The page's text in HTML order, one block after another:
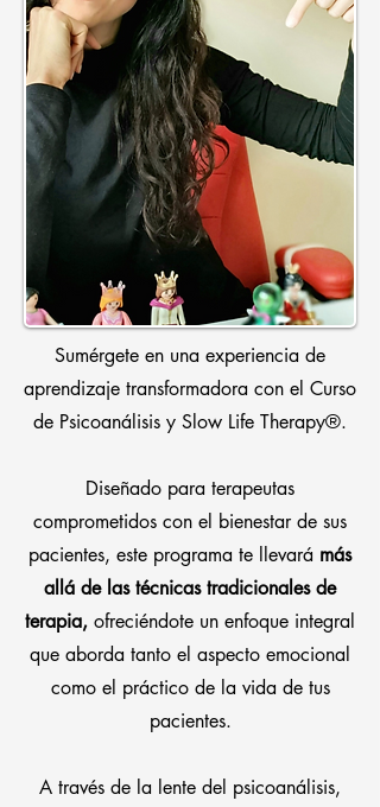
Sumérgete en una experiencia de
aprendizaje transformadora con el Curso
de Psicoanálisis y Slow Life Therapy®.
Diseñado para terapeutas
comprometidos con el bienestar de sus
pacientes, este programa te llevará más
allá de las técnicas tradicionales de
terapia, ofreciéndote un enfoque integral
que aborda tanto el aspecto emocional
como el práctico de la vida de tus
pacientes.
A través de la lente del psicoanálisis,